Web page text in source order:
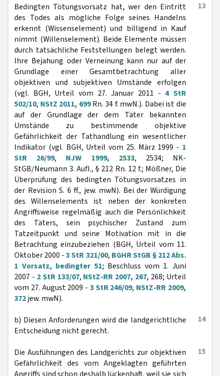
13
Bedingten Tötungsvorsatz hat, wer den Eintritt
des Todes als mögliche Folge seines Handelns
erkennt (Wissenselement) und billigend in Kauf
nimmt (Willenselement). Beide Elemente müssen
durch tatsächliche Feststellungen belegt werden.
Ihre Bejahung oder Verneinung kann nur auf der
Grundlage einer Gesamtbetrachtung aller
objektiven und subjektiven Umstände erfolgen
(vgl. BGH, Urteil vom 27. Januar 2011 -4 StR
502/10, NStZ 2011, 699Rn. 34 f. mwN.). Dabei ist die
auf der Grundlage der dem Täter bekannten
Umstände zu bestimmende objektive
Gefährlichkeit der Tathandlung ein wesentlicher
Indikator (vgl. BGH, Urteil vom 25. März 1999 - 1
StR 26/99, NJW 1999, 2533, 2534; NK-
StGB/Neumann 3. Aufl., § 212 Rn. 12 f.; Mößner, Die
Überprüfung des bedingten Tötungsvorsatzes in
der Revision S. 6 ff., jew. mwN). Bei der Würdigung
des Willenselements ist neben der konkreten
Angriffsweise regelmäßig auch die Persönlichkeit
des Täters, sein psychischer Zustand zum
Tatzeitpunkt und seine Motivation mit in die
Betrachtung einzubeziehen (BGH, Urteil vom 11.
Oktober 2000 -3 StR 321/00, BGHR StGB § 212 Abs.
1 Vorsatz, bedingter 51; Beschluss vom 1. Juni
2007 - 2 StR 133/07, NStZ-RR 2007, 267, 268; Urteil
vom 27. August 2009 - 3 StR 246/09, NStZ-RR 2009,
372jew. mwN).
14
b) Diesen Anforderungen wird die landgerichtliche
Entscheidung nicht gerecht.
15
Die Ausführungen des Landgerichts zur objektiven
Gefährlichkeit des vom Angeklagten geführten